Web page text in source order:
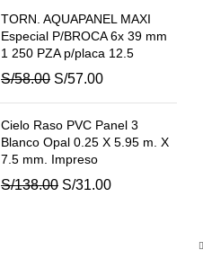
original
era:
S/52.00.
actual
es:
S/47.20.
TORN. AQUAPANEL MAXI
Especial P/BROCA 6x 39 mm
1 250 PZA p/placa 12.5
S/58.00 El
original
era:
S/58.00.
S/57.00El
actual
es:
Cielo Raso PVC Panel 3
Blanco Opal 0.25 X 5.95 m. X
7.5 mm. Impreso
S/138.00 El
S/31.00El